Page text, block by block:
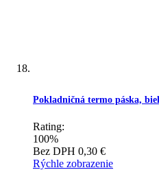
Pokladničná termo páska,
Rating:
100%
Bez DPH 0,30 €
Rýchle zobrazenie